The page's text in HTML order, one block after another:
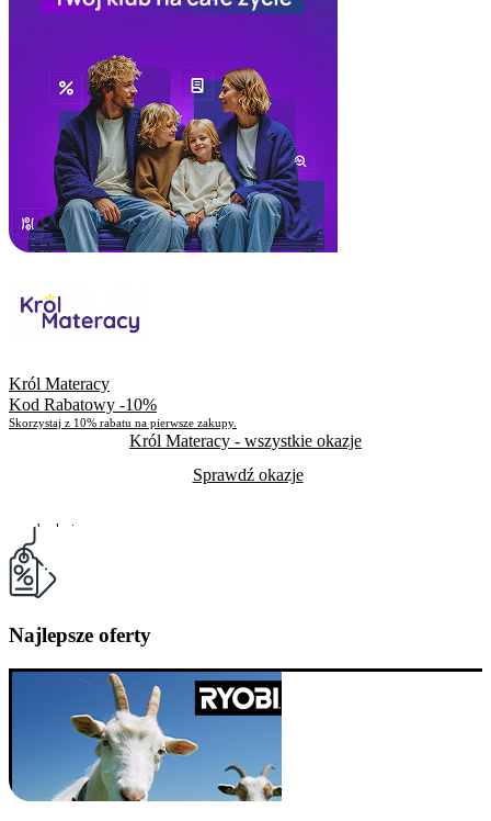
Król Materacy
Kod Rabatowy -10%
Skorzystaj z 10% rabatu na pierwsze zakupy.
Król Materacy - wszystkie okazje
Sprawdź okazje
Do odwołania
Skorzystało
Najlepsze oferty